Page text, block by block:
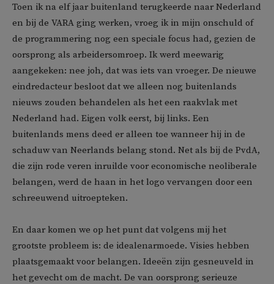
Toen ik na elf jaar buitenland terugkeerde naar Nederland
en bij de VARA ging werken, vroeg ik in mijn onschuld of
de programmering nog een speciale focus had, gezien de
oorsprong als arbeidersomroep. Ik werd meewarig
aangekeken: nee joh, dat was iets van vroeger. De nieuwe
eindredacteur besloot dat we alleen nog buitenlands
nieuws zouden behandelen als het een raakvlak met
Nederland had. Eigen volk eerst, bij links. Een
buitenlands mens deed er alleen toe wanneer hij in de
schaduw van Neerlands belang stond. Net als bij de PvdA,
die zijn rode veren inruilde voor economische neoliberale
belangen, werd de haan in het logo vervangen door een
schreeuwend uitroepteken.
En daar komen we op het punt dat volgens mij het
grootste probleem is: de idealenarmoede. Visies hebben
plaatsgemaakt voor belangen. Ideeën zijn gesneuveld in
het gevecht om de macht. De van oorsprong serieuze